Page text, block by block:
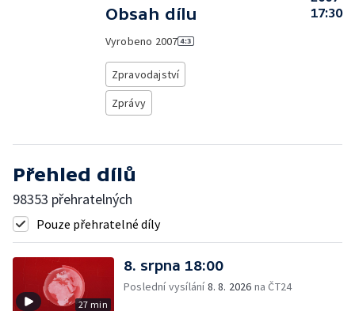
Obsah dílu
Vyrobeno 2007
Zpravodajství
Zprávy
17:30
Přehled dílů
98353 přehratelných
Pouze přehratelné díly
27 min
8. srpna 18:00
Poslední vysílání8. 8. 2026 na ČT24